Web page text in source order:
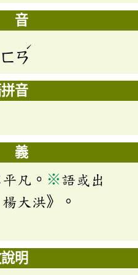
音
ㄈㄢ
ˊ
音
義
凡。 ※語或出
大洪》。
明